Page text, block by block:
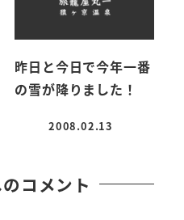
昨日と今日で今年一番
の雪が降りました！
投稿日
2008.02.13
コメント